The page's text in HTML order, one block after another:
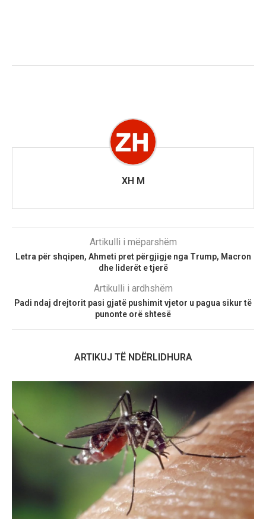
XH M
Artikulli i mëparshëm
Letra për shqipen, Ahmeti pret përgjigje nga Trump, Macron
dhe liderët e tjerë
Artikulli i ardhshëm
Padi ndaj drejtorit pasi gjatë pushimit vjetor u pagua sikur të
punonte orë shtesë
ARTIKUJ TË NDËRLIDHURA